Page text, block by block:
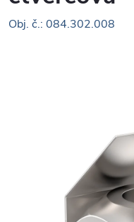
Obj. č.: 084.302.008